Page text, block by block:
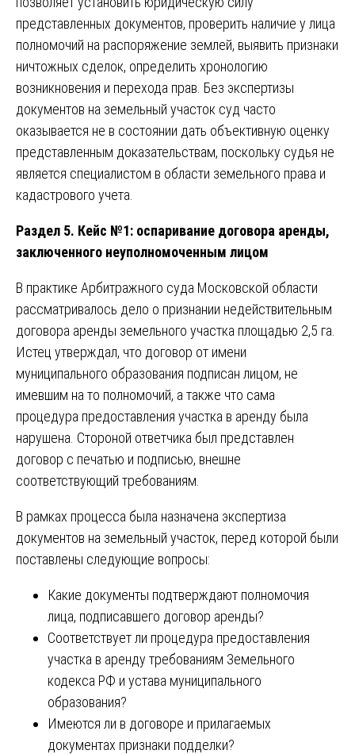
представленных документов, проверить наличие у лица
полномочий на распоряжение землей, выявить признаки
ничтожных сделок, определить хронологию
возникновения и перехода прав. Без экспертизы
документов на земельный участок суд часто
оказывается не в состоянии дать объективную оценку
представленным доказательствам, поскольку судья не
является специалистом в области земельного права и
кадастрового учета.
Раздел 5. Кейс №1: оспаривание договора аренды,
заключенного неуполномоченным лицом
В практике Арбитражного суда Московской области
рассматривалось дело о признании недействительным
договора аренды земельного участка площадью 2,5 га.
Истец утверждал, что договор от имени
муниципального образования подписан лицом, не
имевшим на то полномочий, а также что сама
процедура предоставления участка в аренду была
нарушена. Стороной ответчика был представлен
договор с печатью и подписью, внешне
соответствующий требованиям.
В рамках процесса была назначена экспертиза
документов на земельный участок, перед которой были
поставлены следующие вопросы:
Какие документы подтверждают полномочия
лица, подписавшего договор аренды?
Соответствует ли процедура предоставления
участка в аренду требованиям Земельного
кодекса РФ и устава муниципального
образования?
Имеются ли в договоре и прилагаемых
документах признаки подделки?